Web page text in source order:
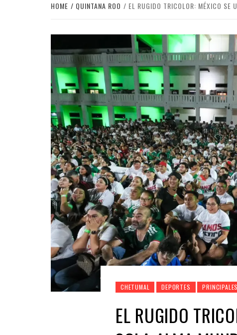
HOME QUINTANA ROO EL RUGIDO TRICOLOR: MÉXICO SE
CHETUMAL DEPORTES PRINCIPALES
EL RUGIDO